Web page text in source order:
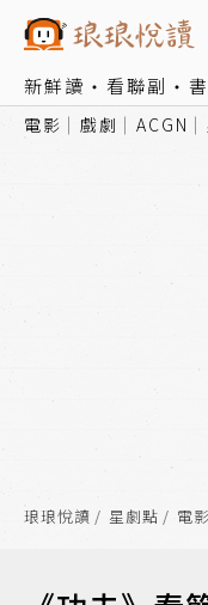
新鮮讀 看聯副
電影 戲劇 ACGN
琅琅悅讀 星劇點 電影